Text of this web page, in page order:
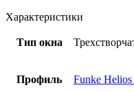
Характеристики
Тип окна
Профиль Funke Helios